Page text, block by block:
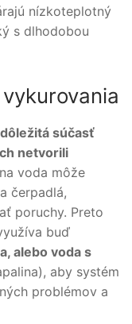
nízkoteplotný
s dlhodobou
súčasť
netvorili
voda môže
čerpadlá,
poruchy. Preto
buď
alebo voda s
aby systém
problémov a